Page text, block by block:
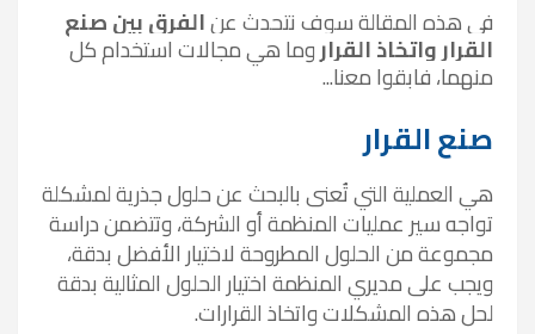
في هذه المقالة سوف نتحدث عنالفرق بين صنع
القرار واتخاذ القراروما هي مجالات استخدام كل
منهما، فابقوا معنا...
صنع القرار
هي العملية التي تُعنى بالبحث عن حلول جذرية لمشكلة
تواجه سير عمليات المنظمة أو الشركة، وتتضمن دراسة
مجموعة من الحلول المطروحة لاختيار الأفضل بدقة،
ويجب على مديري المنظمة اختيار الحلول المثالية بدقة
لحل هذه المشكلات واتخاذ القرارات.